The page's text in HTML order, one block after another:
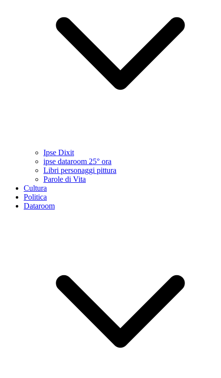
Ipse Dixit
ipse dataroom 25° ora
Libri personaggi pittura
Parole di Vita
Cultura
Politica
Dataroom